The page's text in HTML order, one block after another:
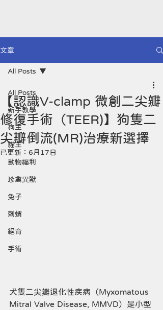
文章
All Posts
新手教學
狗主
貓主
動物福利
珍禽異獸
兔子
剌蝟
絕育
手術
All Posts
【認識V-clamp 微創二尖瓣
修復手術（TEER)】狗隻二
尖瓣倒流(MR)治療新選擇
已更新： 6月17日
犬隻二尖瓣退化性疾病（Myxomatous
Mitral Valve Disease, MMVD）是小型